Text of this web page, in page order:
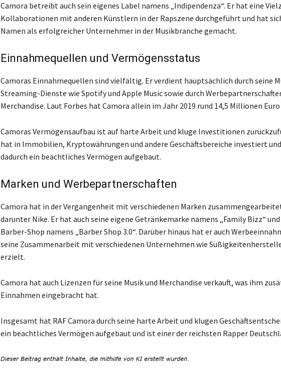
Camora betreibt auch sein eigenes Label namens „Indipendenza“. Er hat eine
Kollaborationen mit anderen Künstlern in der Rapszene durchgeführt und hat
Namen als erfolgreicher Unternehmer in der Musikbranche gemacht.
Einnahmequellen und Vermögensstatus
Camoras Einnahmequellen sind vielfältig. Er verdient hauptsächlich durch seine
Streaming-Dienste wie Spotify und Apple Music sowie durch
Merchandise. Laut Forbes hat Camora allein im Jahr 2019 rund 14,5 Millionen
Camoras Vermögensaufbau ist auf harte Arbeit und kluge Investitionen
hat in Immobilien, Kryptowährungen und andere Geschäftsbereiche investiert
dadurch ein beachtliches Vermögen aufgebaut.
Marken und Werbepartnerschaften
Camora hat in der Vergangenheit mit verschiedenen Marken
darunter Nike. Er hat auch seine eigene Getränkemarke namens „Family Bizz“
Barber-Shop namens „Barber Shop 3.0“. Darüber hinaus hat er auch
seine Zusammenarbeit mit verschiedenen Unternehmen wie
erzielt.
Camora hat auch Lizenzen für seine Musik und Merchandise verkauft, was ihm
Einnahmen eingebracht hat.
Insgesamt hat RAF Camora durch seine harte Arbeit und klugen
ein beachtliches Vermögen aufgebaut und ist einer der reichsten Rapper